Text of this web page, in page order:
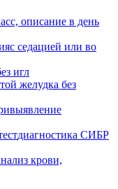
описание в день
с седацией или во
игл
желудка без
выявление
диагностика СИБР
крови,